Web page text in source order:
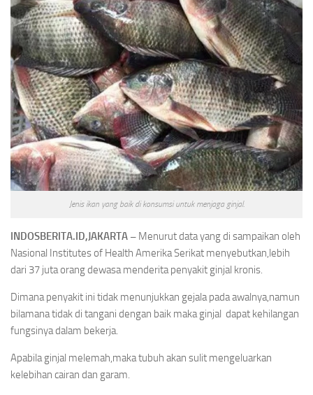
Jenis ikan yang baik di konsumsi untuk menjaga ginjal.
INDOSBERITA.ID,JAKARTA – Menurut data yang di sampaikan oleh
Nasional Institutes of Health Amerika Serikat menyebutkan,lebih
dari 37 juta orang dewasa menderita penyakit ginjal kronis.
Dimana penyakit ini tidak menunjukkan gejala pada awalnya,namun
bilamana tidak di tangani dengan baik maka ginjal dapat kehilangan
fungsinya dalam bekerja.
Apabila ginjal melemah,maka tubuh akan sulit mengeluarkan
kelebihan cairan dan garam.